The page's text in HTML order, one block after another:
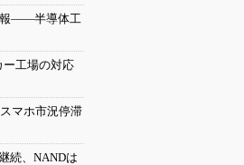
報――半導体工
ー工場の対応
マホ市況停滞
続、NANDは